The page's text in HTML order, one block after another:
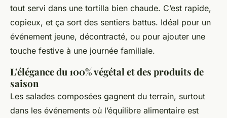
tout servi dans une tortilla bien chaude. C’est rapide,
copieux, et ça sort des sentiers battus. Idéal pour un
événement jeune, décontracté, ou pour ajouter une
touche festive à une journée familiale.
L'élégance du 100% végétal et des produits de
saison
Les salades composées gagnent du terrain, surtout
dans les événements où l’équilibre alimentaire est